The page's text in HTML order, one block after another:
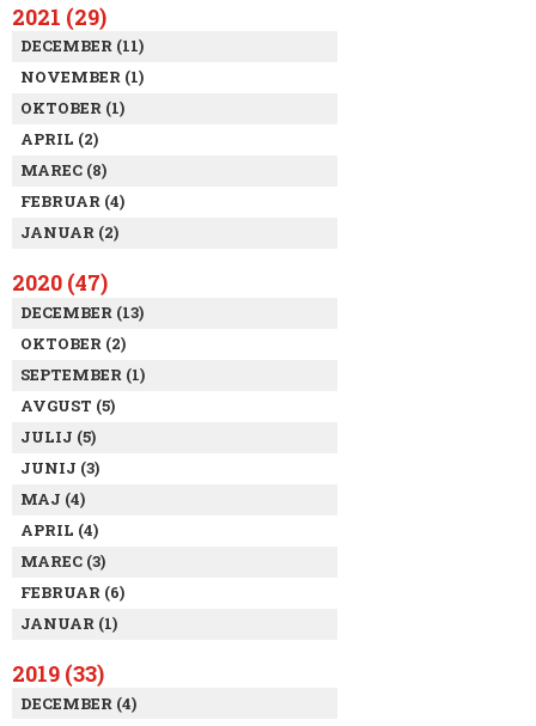
2021 (29)
DECEMBER (11)
NOVEMBER (1)
OKTOBER (1)
APRIL (2)
MAREC (8)
FEBRUAR (4)
JANUAR (2)
2020 (47)
DECEMBER (13)
OKTOBER (2)
SEPTEMBER (1)
AVGUST (5)
JULIJ (5)
JUNIJ (3)
MAJ (4)
APRIL (4)
MAREC (3)
FEBRUAR (6)
JANUAR (1)
2019 (33)
DECEMBER (4)